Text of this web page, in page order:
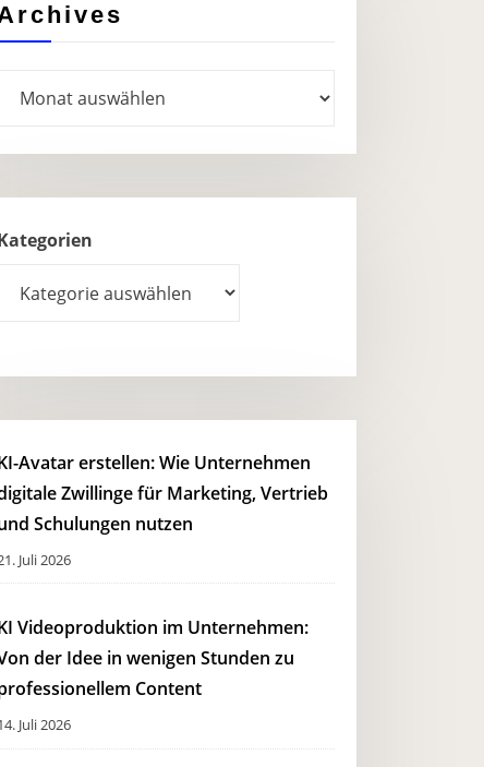
Avatar erstellen: Wie Unternehmen
Zwillinge für Marketing, Vertrieb
Schulungen nutzen
Juli 2026
Videoproduktion im Unternehmen:
der Idee in wenigen Stunden zu
Content
Juli 2026